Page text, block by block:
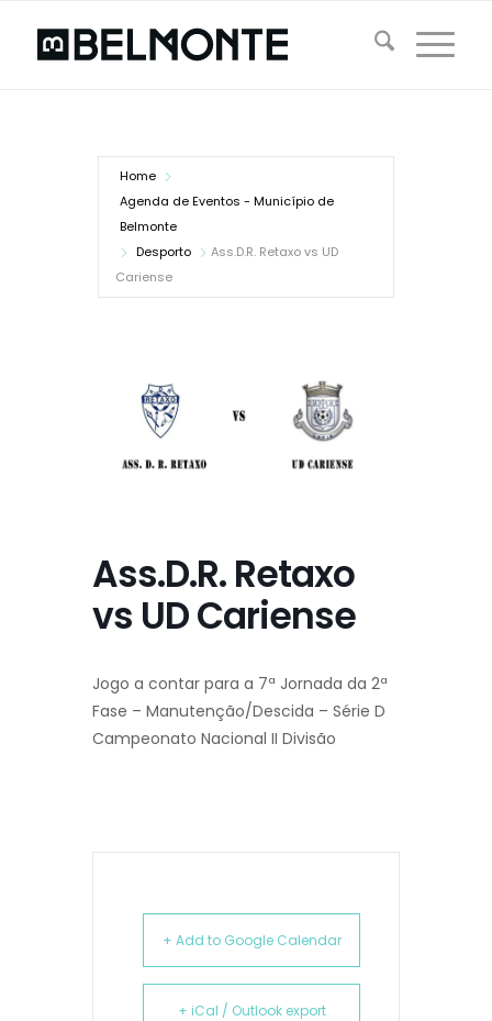
Home
Agenda de Eventos - Município de
Belmonte
Desporto
Ass.D.R. Retaxo vs UD
Cariense
Ass.D.R. Retaxo
vs UD Cariense
Jogo a contar para a 7ª Jornada da 2ª
Fase – Manutenção/Descida – Série D
Campeonato Nacional II Divisão
+ Add to Google Calendar
+ iCal / Outlook export